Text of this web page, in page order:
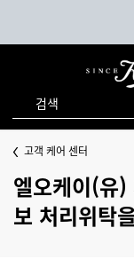
검색
고객 케어 센터
엘오케이(유
보 처리위탁